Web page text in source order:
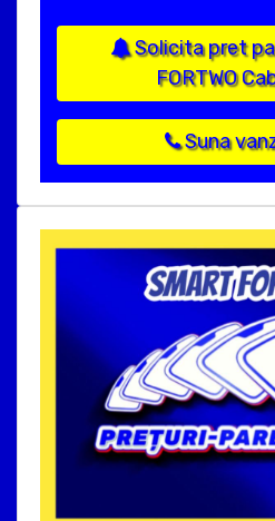
Solicita pret
FORTWO
Suna